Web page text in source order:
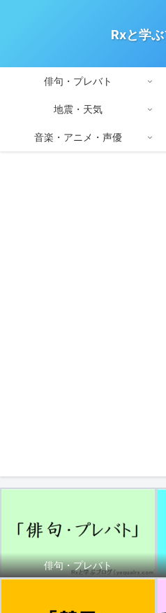
Rxと学
俳句・プレバト
地震・天気
音楽・アニメ・声優
俳句・プレバト